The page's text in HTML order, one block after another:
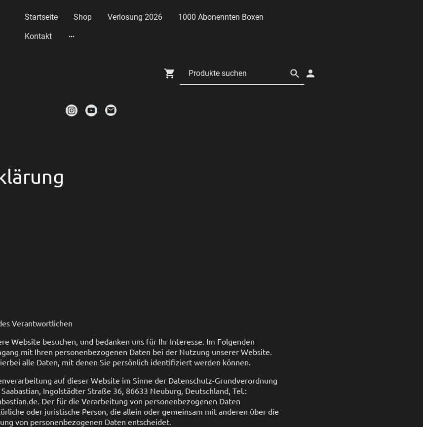
Startseite Shop Verlosung 2026 1000 Abonennten Boxen
Kontakt
Verantwortlichen
Website besuchen, und bedanken uns für Ihr Interesse. Im Folgenden
mit Ihren personenbezogenen Daten bei der Nutzung unserer Website.
alle Daten, mit denen Sie persönlich identifiziert werden können.
auf dieser Website im Sinne der Datenschutz-Grundverordnung
Ingolstädter Straße 36, 86633 Neuburg, Deutschland, Tel.:
Der für die Verarbeitung von personenbezogenen Daten
oder juristische Person, die allein oder gemeinsam mit anderen über die
von personenbezogenen Daten entscheidet.